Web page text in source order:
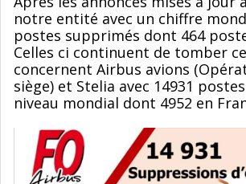
notre entité avec un chiffre
postes supprimés dont 464
Celles ci continuent de tomber
concernent Airbus avions
siège) et Stelia avec 14931
niveau mondial dont 4952 en